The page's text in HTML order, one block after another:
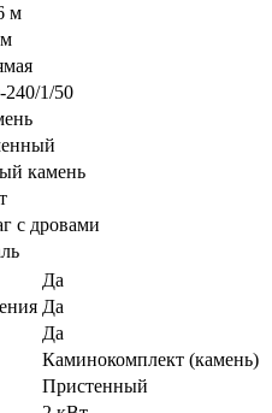
м
240/1/50
камень
с дровами
Да
Да
Да
Каминокомплект (камень)
Пристенный